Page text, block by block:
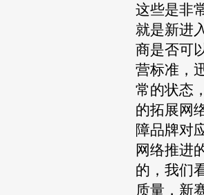
这些是非
就是新进
商是否可
营标准，
常的状态
的拓展网
障品牌对
网络推进
的，我们
质量， 新